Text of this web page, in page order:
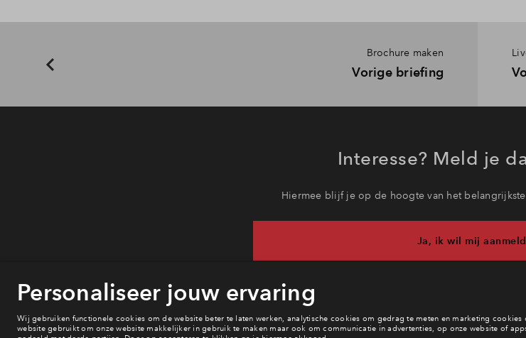
Brochure maken
Vorige briefing
Interesse? Meld je
Hiermee blijf je op de hoogte van het
Ja, ik wil mij
Heb je een vraag en wil je direct antwoord? Bel
6 dagen per week beschikbaar